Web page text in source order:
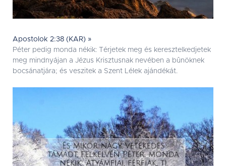
Apostolok 2:38 (KAR) »
Péter pedig monda nékik: Térjetek meg és keresztelkedjetek
meg mindnyájan a Jézus Krisztusnak nevében a bûnöknek
bocsánatjára; és veszitek a Szent Lélek ajándékát.